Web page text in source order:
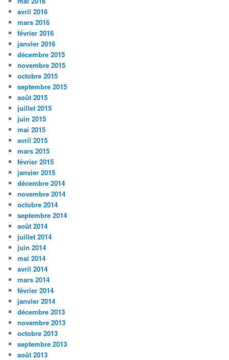
avril 2016
mars 2016
février 2016
janvier 2016
décembre 2015
novembre 2015
octobre 2015
septembre 2015
août 2015
juillet 2015
juin 2015
mai 2015
avril 2015
mars 2015
février 2015
janvier 2015
décembre 2014
novembre 2014
octobre 2014
septembre 2014
août 2014
juillet 2014
juin 2014
mai 2014
avril 2014
mars 2014
février 2014
janvier 2014
décembre 2013
novembre 2013
octobre 2013
septembre 2013
août 2013